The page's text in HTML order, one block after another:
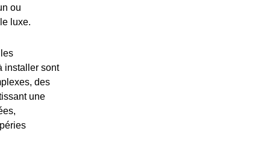
ou
luxe.
installer sont
des
une